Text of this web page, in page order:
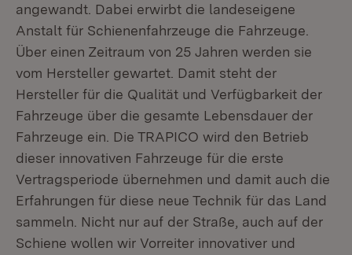
angewandt. Dabei erwirbt die landeseigene
Anstalt für Schienenfahrzeuge die Fahrzeuge.
Über einen Zeitraum von 25 Jahren werden sie
vom Hersteller gewartet. Damit steht der
Hersteller für die Qualität und Verfügbarkeit der
Fahrzeuge über die gesamte Lebensdauer der
Fahrzeuge ein. Die TRAPICO wird den Betrieb
dieser innovativen Fahrzeuge für die erste
Vertragsperiode übernehmen und damit auch die
Erfahrungen für diese neue Technik für das Land
sammeln. Nicht nur auf der Straße, auch auf der
Schiene wollen wir Vorreiter innovativer und